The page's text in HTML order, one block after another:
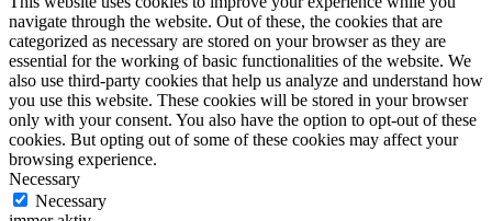
navigate through the website. Out of these, the cookies that are
categorized as necessary are stored on your browser as they are
essential for the working of basic functionalities of the website. We
also use third-party cookies that help us analyze and understand how
you use this website. These cookies will be stored in your browser
only with your consent. You also have the option to opt-out of these
cookies. But opting out of some of these cookies may affect your
browsing experience.
Necessary
Necessary